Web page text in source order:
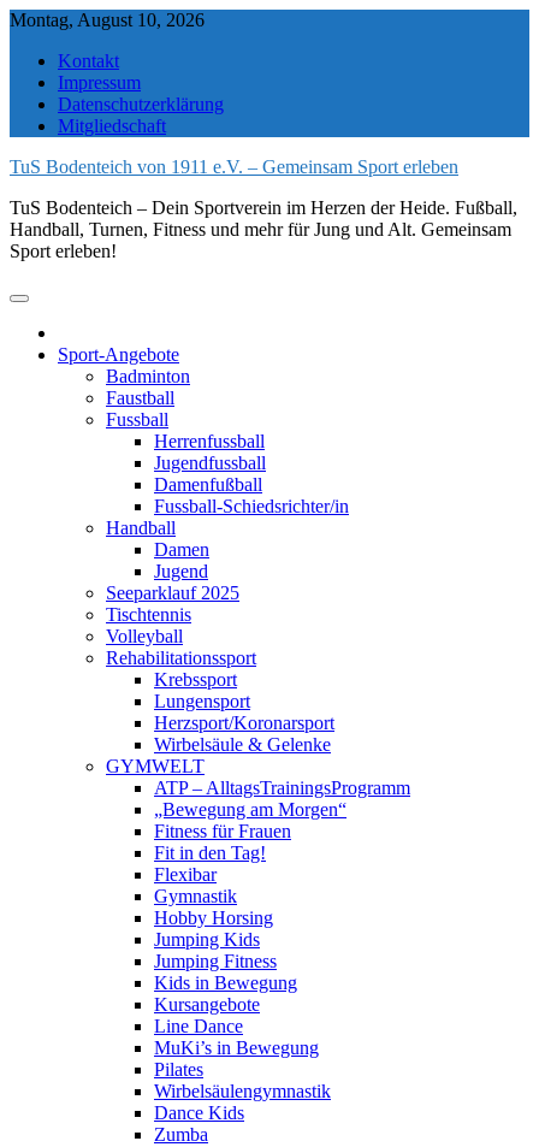
Skip
content
Montag, August 10, 2026
Kontakt
Impressum
Datenschutzerklärung
Mitgliedschaft
TuS Bodenteich von 1911 e.V. – Gemeinsam Sport erleben
TuS Bodenteich – Dein Sportverein im Herzen der Heide. Fußball,
Handball, Turnen, Fitness und mehr für Jung und Alt. Gemeinsam
Sport erleben!
Sport-Angebote
Badminton
Faustball
Fussball
Herrenfussball
Jugendfussball
Damenfußball
Fussball-Schiedsrichter/in
Handball
Damen
Jugend
Seeparklauf 2025
Tischtennis
Volleyball
Rehabilitationssport
Krebssport
Lungensport
Herzsport/Koronarsport
Wirbelsäule & Gelenke
GYMWELT
ATP – AlltagsTrainingsProgramm
„Bewegung am Morgen“
Fitness für Frauen
Fit in den Tag!
Flexibar
Gymnastik
Hobby Horsing
Jumping Kids
Jumping Fitness
Kids in Bewegung
Kursangebote
Line Dance
MuKi’s in Bewegung
Pilates
Wirbelsäulengymnastik
Dance Kids
Zumba